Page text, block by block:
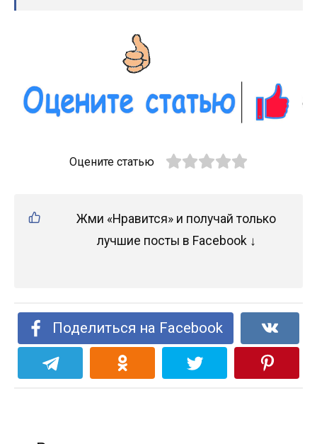
Оцените статью
Жми «Нравится» и получай только
лучшие посты в Facebook ↓
Поделиться на Facebook